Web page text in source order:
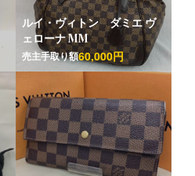
ルイ・ヴィトン ダミエ ヴ
ェローナ MM
売主手取り額60,000円